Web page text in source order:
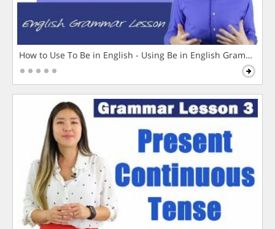
How to Use To Be in English - Using Be in English Grammar